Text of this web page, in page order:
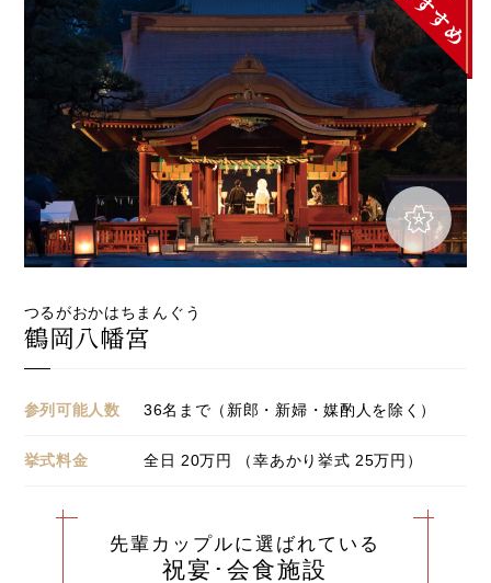
つるがおかはちまんぐう
鶴岡八幡宮
参列可能人数 36名まで（新郎・新婦・媒酌人を除く）
挙式料金 全日 20万円 （幸あかり挙式 25万円）
先輩カップルに選ばれている
祝宴･会食施設